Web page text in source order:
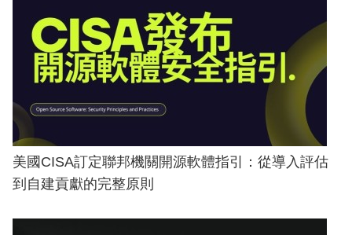
美國CISA訂定聯邦機關開源軟體指引：從導入評估
到自建貢獻的完整原則